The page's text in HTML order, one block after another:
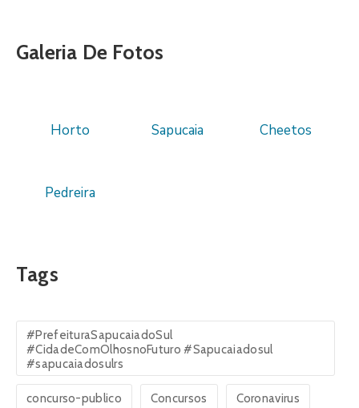
Galeria De Fotos
Horto Sapucaia Cheetos
Pedreira
Tags
#PrefeituraSapucaiadoSul
#CidadeComOlhosnoFuturo #Sapucaiadosul
#sapucaiadosulrs
concurso-publico Concursos Coronavirus